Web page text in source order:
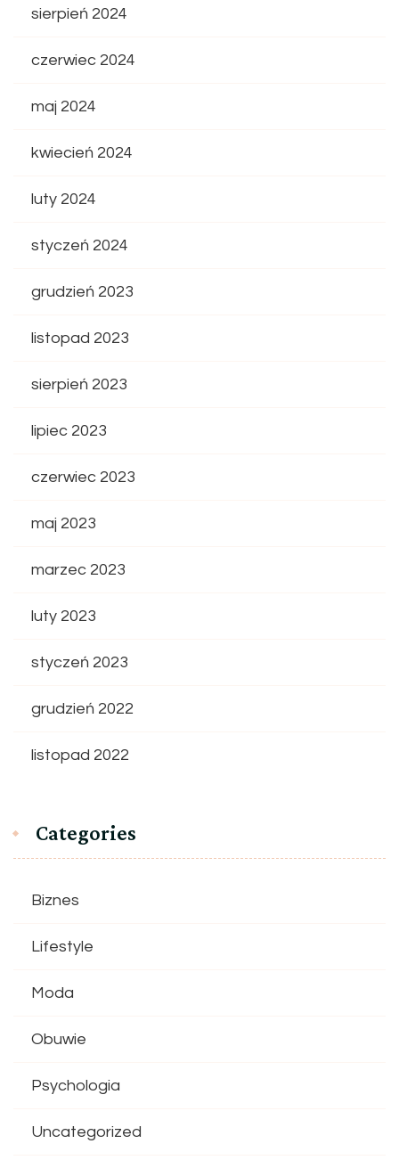
sierpień 2024
czerwiec 2024
maj 2024
kwiecień 2024
luty 2024
styczeń 2024
grudzień 2023
listopad 2023
sierpień 2023
lipiec 2023
czerwiec 2023
maj 2023
marzec 2023
luty 2023
styczeń 2023
grudzień 2022
listopad 2022
Categories
Biznes
Lifestyle
Moda
Obuwie
Psychologia
Uncategorized